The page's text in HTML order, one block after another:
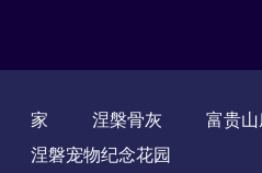
家 涅槃骨灰 富贵
涅磐宠物纪念花园